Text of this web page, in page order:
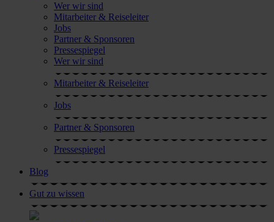
Wer wir sind
Mitarbeiter & Reiseleiter
Jobs
Partner & Sponsoren
Pressespiegel
Wer wir sind
Mitarbeiter & Reiseleiter
Jobs
Partner & Sponsoren
Pressespiegel
Blog
Gut zu wissen